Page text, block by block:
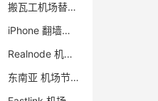
搬瓦工机场替代品
iPhone 翻墙软件
Realnode 机场怎么样
东南亚 机场节点